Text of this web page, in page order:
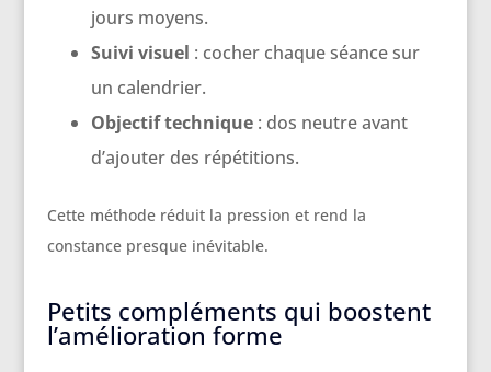
jours moyens.
Suivi visuel : cocher chaque séance sur
un calendrier.
Objectif technique: dos neutre avant
d’ajouter des répétitions.
Cette méthode réduit la pression et rend la
constance presque inévitable.
Petits compléments qui boostent
l’amélioration forme